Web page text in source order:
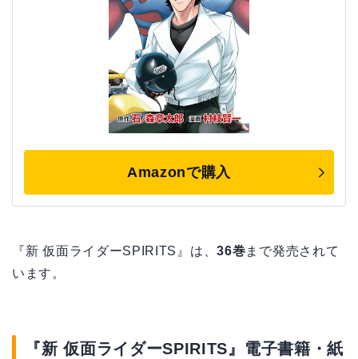
Amazonで購入
『新 仮面ライダーSPIRITS』は、36巻まで発売されて
います。
『新 仮面ライダーSPIRITS』電子書籍・紙